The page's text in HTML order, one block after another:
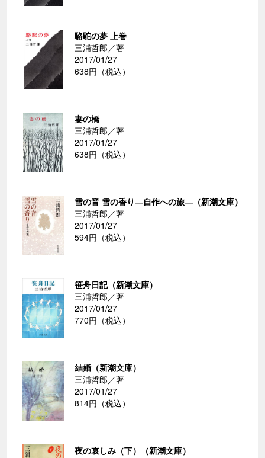
駱駝の夢 上巻
三浦哲郎／著
2017/01/27
638円（税込）
妻の橋
三浦哲郎／著
2017/01/27
638円（税込）
雪の音 雪の香り―自作への旅―（新潮文庫）
三浦哲郎／著
2017/01/27
594円（税込）
笹舟日記（新潮文庫）
三浦哲郎／著
2017/01/27
770円（税込）
結婚（新潮文庫）
三浦哲郎／著
2017/01/27
814円（税込）
夜の哀しみ（下）（新潮文庫）